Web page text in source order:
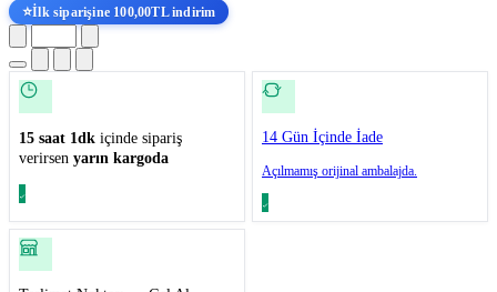
⭐İlk siparişine 100,00TL indirim
15 saat 1dk içinde sipariş
verirsen yarın kargoda
14 Gün İçinde İade
Açılmamış orijinal ambalajda.